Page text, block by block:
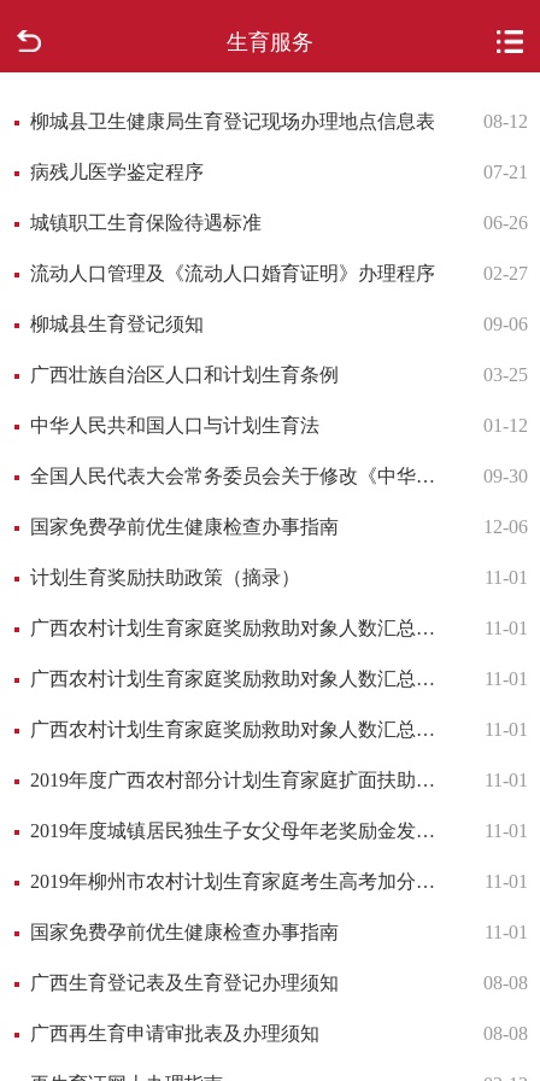
生育服务
走进柳城
新闻中心
网上办事
互动回应
柳城县卫生健康局生育登记现场办理地点信息表 08-12
病残儿医学鉴定程序 07-21
城镇职工生育保险待遇标准 06-26
流动人口管理及《流动人口婚育证明》办理程序 02-27
柳城县生育登记须知 09-06
广西壮族自治区人口和计划生育条例 03-25
中华人民共和国人口与计划生育法 01-12
全国人民代表大会常务委员会关于修改《中华人民共和国人口与计划生育法》的决定 09-30
国家免费孕前优生健康检查办事指南 12-06
计划生育奖励扶助政策（摘录） 11-01
广西农村计划生育家庭奖励救助对象人数汇总表（第三季度） 11-01
广西农村计划生育家庭奖励救助对象人数汇总表（第二季度） 11-01
广西农村计划生育家庭奖励救助对象人数汇总表（第一季度） 11-01
2019年度广西农村部分计划生育家庭扩面扶助（55-59）对象统计表 11-01
2019年度城镇居民独生子女父母年老奖励金发放结算表 11-01
2019年柳州市农村计划生育家庭考生高考加分资格审核情况统计表 11-01
国家免费孕前优生健康检查办事指南 11-01
广西生育登记表及生育登记办理须知 08-08
广西再生育申请审批表及办理须知 08-08